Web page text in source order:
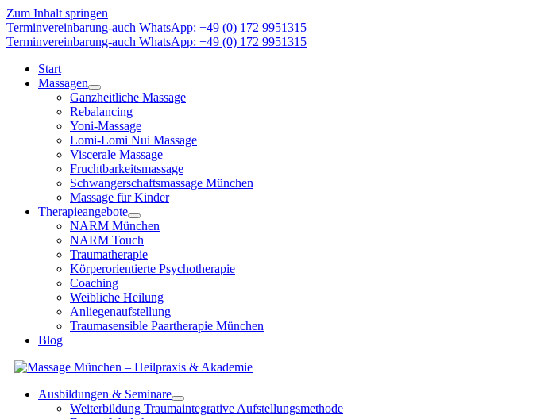
Zum Inhalt springen
Terminvereinbarung-auch WhatsApp: +49 (0) 172 9951315
Terminvereinbarung-auch WhatsApp: +49 (0) 172 9951315
Start
Massagen
Ganzheitliche Massage
Rebalancing
Yoni-Massage
Lomi-Lomi Nui Massage
Viscerale Massage
Fruchtbarkeitsmassage
Schwangerschaftsmassage München
Massage für Kinder
Therapieangebote
NARM München
NARM Touch
Traumatherapie
Körperorientierte Psychotherapie
Coaching
Weibliche Heilung
Anliegenaufstellung
Traumasensible Paartherapie München
Blog
Ausbildungen & Seminare
Weiterbildung Traumaintegrative Aufstellungsmethode